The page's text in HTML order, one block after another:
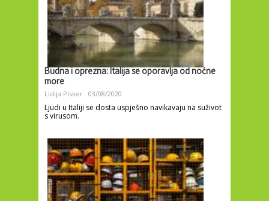
Budna i oprezna: Italija se oporavlja od noćne
more
Lidija Pisker 03/08/2020
Ljudi u Italiji se dosta uspješno navikavaju na suživot
s virusom.